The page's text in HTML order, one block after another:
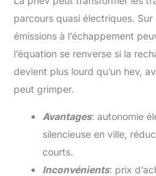
parcours quasi électriques.
émissions à l’échappement
l’équation se renverse si la
devient plus lourd qu’un hev,
peut grimper.
Avantages: autonomie
silencieuse en ville,
courts.
Inconvénients: prix